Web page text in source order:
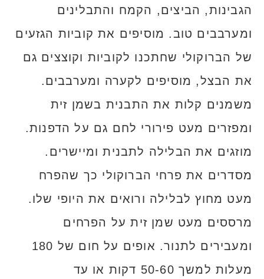
הגבינות, הביצים, הקמח והתבלינים
ומערבבים טוב. מוסיפים את קוביות הגזעים
של הברוקולי שחתכנו לקוביות וקוצצים גם
את הבצל, מוסיפים לקערה ומערבבים.
משמנים קלות את התבנית בשמן זית
ומפזרים מעט פירורי לחם גם על הדפנות.
מוזגים את הבלילה לתבנית ומיישרים.
מסדרים את פרחי הברוקולי כך שהפרח
מעט מחוץ לבלילה ורואים את היופי שלו.
מרססים מעט שמן זית על הפרחים
ומעבירים לתנור. אופים על חום של 180
מעלות למשך 50-60 דקות או עד